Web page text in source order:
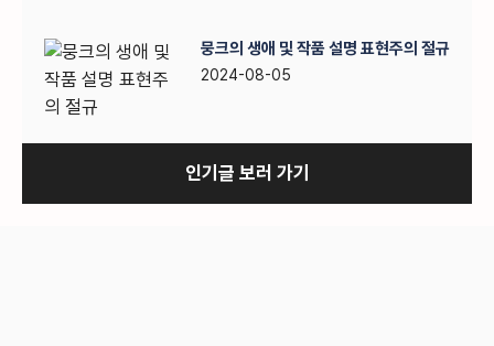
뭉크의 생애 및 작품 설명 표현주의 절규
2024-08-05
인기글 보러 가기